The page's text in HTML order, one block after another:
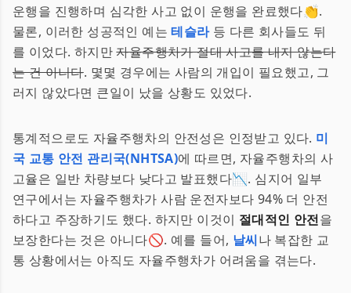
운행을 진행하며 심각한 사고 없이 운행을 완료했다👏.
물론, 이러한 성공적인 예는테슬라등 다른 회사들도 뒤
를 이었다. 하지만자율주행차가 절대 사고를 내지 않는다
는 건 아니다. 몇몇 경우에는 사람의 개입이 필요했고, 그
러지 않았다면 큰일이 났을 상황도 있었다.
통계적으로도 자율주행차의 안전성은 인정받고 있다. 미
국 교통 안전 관리국(NHTSA)에 따르면, 자율주행차의 사
고율은 일반 차량보다 낮다고 발표했다📉. 심지어 일부
연구에서는 자율주행차가 사람 운전자보다 94% 더 안전
하다고 주장하기도 했다. 하지만 이것이 절대적인 안전을
보장한다는 것은 아니다🚫. 예를 들어, 날씨나 복잡한 교
통 상황에서는 아직도 자율주행차가 어려움을 겪는다.